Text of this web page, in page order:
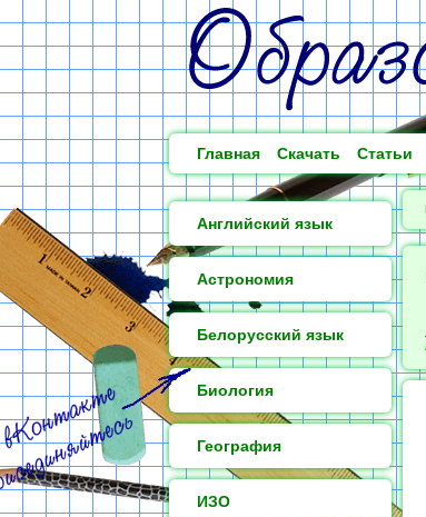
Главная Скачать Статьи
Английский язык
Астрономия
Белорусский язык
Биология
География
ИЗО